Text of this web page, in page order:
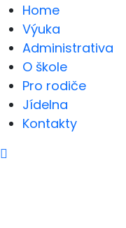
Home
Výuka
Administrativa
O škole
Pro rodiče
Jídelna
Kontakty